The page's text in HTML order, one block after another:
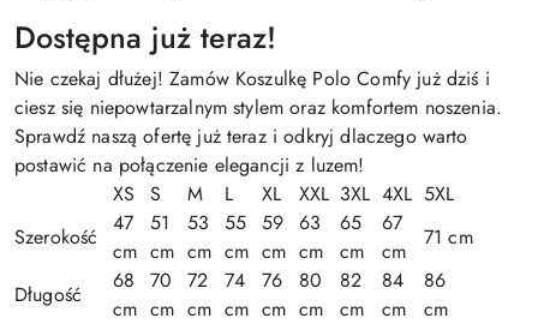
Dostępna już teraz!
Nie czekaj dłużej! Zamów Koszulkę Polo Comfy już dziś i
ciesz się niepowtarzalnym stylem oraz komfortem noszenia.
Sprawdź naszą ofertę już teraz i odkryj dlaczego warto
postawić na połączenie elegancji z luzem!
XS
S M L XL XXL 3XL 4XL 5XL
Szerokość
47
cm
51
cm
53
cm
55
cm
59
cm
63
cm
65
cm
67
cm
71 cm
Długość
68
cm
70
cm
72
cm
74
cm
76
cm
80
cm
82
cm
84
cm
86
cm